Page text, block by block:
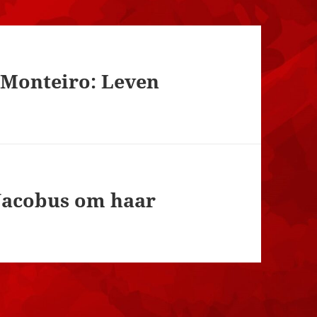
Leven
om haar